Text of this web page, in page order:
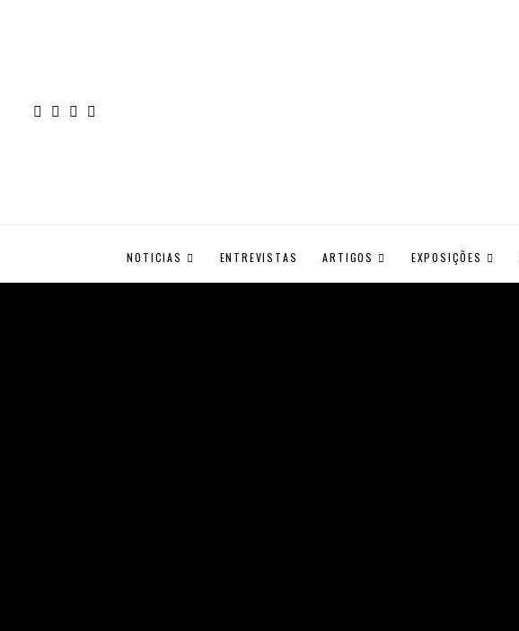
NOTICIAS ENTREVISTAS ARTIGOS EXPOSIÇÕES